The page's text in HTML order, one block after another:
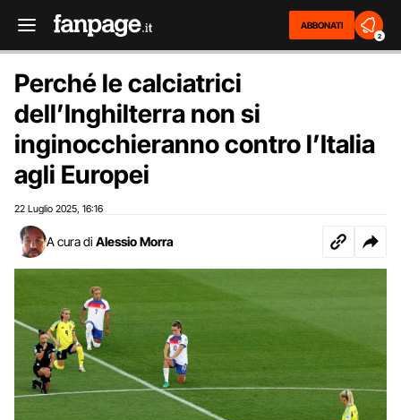
ABBONATI
2
Perché le calciatrici
dell’Inghilterra non si
inginocchieranno contro l’Italia
agli Europei
22 Luglio 2025 16:16
A cura di Alessio Morra